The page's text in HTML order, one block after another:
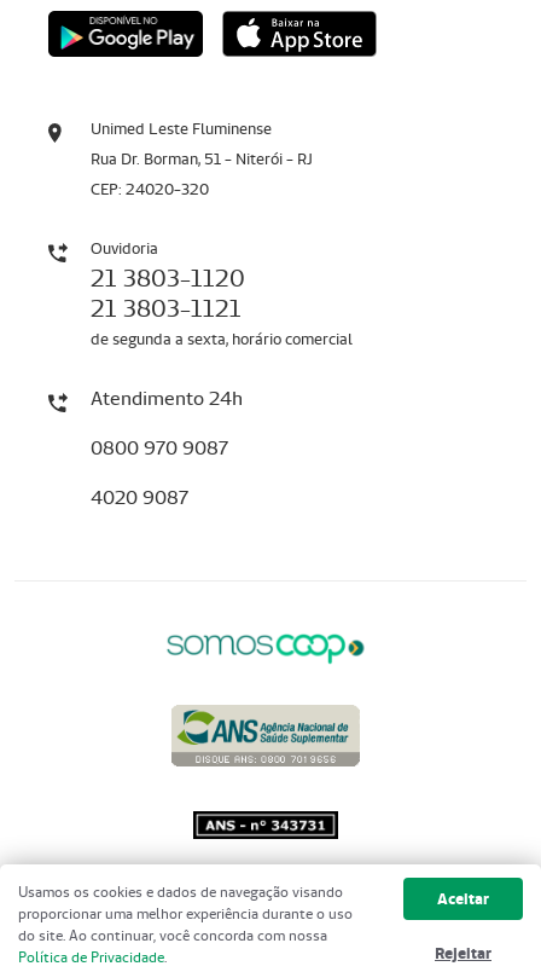
Unimed Leste Fluminense
Rua Dr. Borman, 51 - Niterói - RJ
CEP: 24020-320
Ouvidoria
21 3803-1120
21 3803-1121
de segunda a sexta, horário comercial
Atendimento 24h
0800 970 9087
4020 9087
Copyright 2001 - 2026 Unimed do
Brasil - Todos os direitos reservados
Usamos os cookies e dados de navegação visando
proporcionar uma melhor experiência durante o uso
do site. Ao continuar, você concorda com nossa
Política de Privacidade.
Aceitar
Rejeitar